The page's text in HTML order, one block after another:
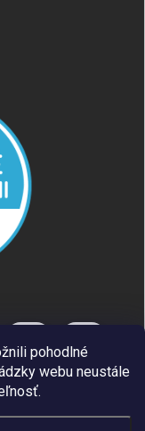
pohodlné
webu neustále